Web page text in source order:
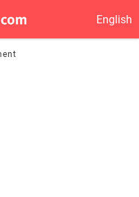
English